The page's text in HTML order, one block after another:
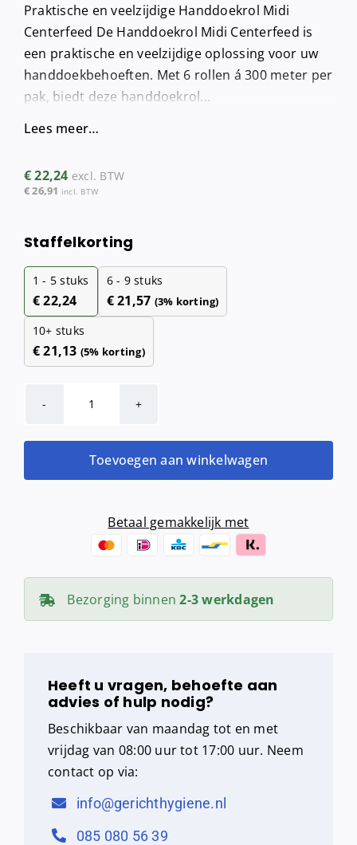
Praktische en veelzijdige Handdoekrol Midi
Centerfeed De Handdoekrol Midi Centerfeed is
een praktische en veelzijdige oplossing voor uw
handdoekbehoeften. Met 6 rollen á 300 meter per
pak, biedt deze handdoekrol...
Lees meer…
€22,24 excl. BTW
€26,91 incl. BTW
Staffelkorting
1 - 5 stuks
€22,24
6 - 9 stuks
€21,57 (3% korting)
10+ stuks
€21,13 (5% korting)
Handdoekrol
Centerfeed
(1
cm,
cellulose,
Toevoegen aan winkelwagen
Betaal gemakkelijk met
Bezorging binnen2-3 werkdagen
Heeft u vragen, behoefte aan
advies of hulp nodig?
Beschikbaar van maandag tot en met
vrijdag van 08:00 uur tot 17:00 uur. Neem
contact op via:
info@gerichthygiene.nl
085 080 56 39